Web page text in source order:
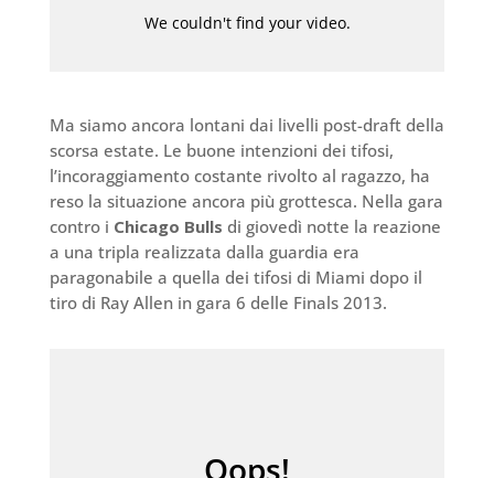
Ma siamo ancora lontani dai livelli post-draft della
scorsa estate. Le buone intenzioni dei tifosi,
l’incoraggiamento costante rivolto al ragazzo, ha
reso la situazione ancora più grottesca. Nella gara
contro i Chicago Bulls di giovedì notte la reazione
a una tripla realizzata dalla guardia era
paragonabile a quella dei tifosi di Miami dopo il
tiro di Ray Allen in gara 6 delle Finals 2013.